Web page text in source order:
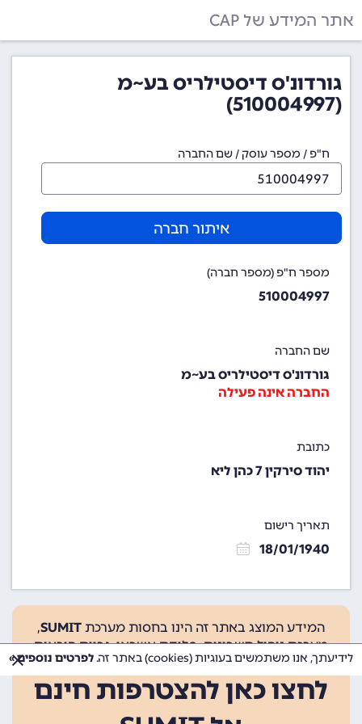
אתר המידע של CAP
גורדונ'ס דיסטילריס בע~מ
(510004997)
ח"פ / מספר עוסק / שם החברה
איתור חברה
מספר ח"פ (מספר חברה)
510004997
שם החברה
גורדונ'ס דיסטילריס בע~מ
החברה אינה פעילה
כתובת
יהוד סירקין 7 כהן ליא
תאריך רישום
18/01/1940
המידע המוצג באתר זה הינו בחסות מערכת SUMIT
,
מערכת ניהול חשבונות, סליקת אשראי, גביית הוראות
קבע ועוד.
לחצו כאן להצטרפות חינם
לידיעתך, אנו משתמשים בעוגיות (cookies) באתר זה. לפרטים נוספים »